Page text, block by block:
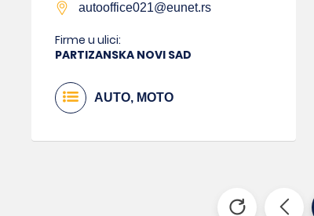
autooffice021@eunet.rs
Firme u ulici:
PARTIZANSKA NOVI SAD
AUTO, MOTO